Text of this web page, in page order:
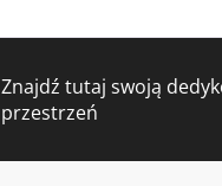
Znajdź tutaj swoją
przestrzeń